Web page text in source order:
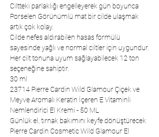
Ciltteki parlaklığı engelleyerek gün boyunca
Porselen Görünümlü mat bir cilde ulaşmak
artık çok kolay.
Cilde nefes aldırabilen hasas formülü
sayesinde yağlı ve normal ciltler için uygundur.
Her cilt tonuna uyum sağlayabilecek 12 ton
seçeneğine sahiptir.
30 ml
23714 Pierre Cardin Wild Glamour Çiçek ve
Meyve Aromalı Keratin İçeren E Vitaminli
Nemlendirici El Kremi - 50 ML
Günlük el, tırnak bakımını keyfe dönüştürecek
Pierre Cardin Cosmetic Wild Glamour El